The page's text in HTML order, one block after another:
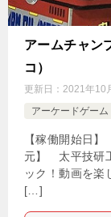
アームチャン
コ）
更新日： 2021年10
アーケードゲーム
【稼働開始日
元】 太平技研
ック！動画を楽
[…]